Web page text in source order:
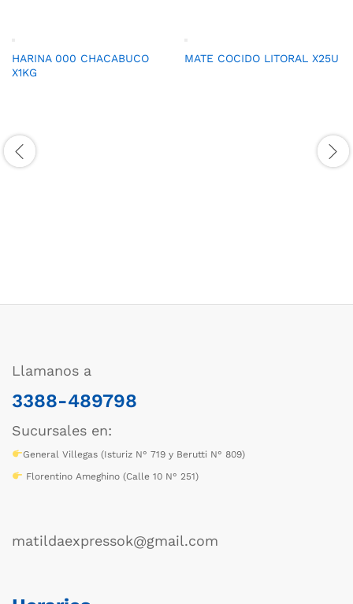
HARINA 000 CHACABUCO
X1KG
MATE COCIDO LITORAL X25U
Llamanos a
3388-489798
Sucursales en:
General Villegas (Isturiz N° 719 y Berutti N° 809)
Florentino Ameghino (Calle 10 N° 251)
matildaexpressok@gmail.com